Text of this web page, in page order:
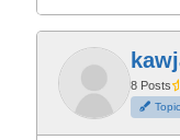
i
k
f
t
h
m
b
i
k
o
r
t
h
u
m
b
8 Posts